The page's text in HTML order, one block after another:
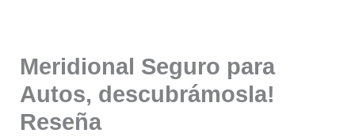
Meridional Seguro para
Autos, descubrámosla!
Reseña